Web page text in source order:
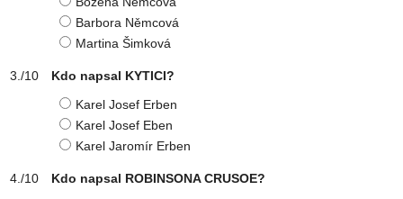
Barbora Němcová
Martina Šimková
Kdo napsal KYTICI?
Karel Josef Erben
Karel Josef Eben
Karel Jaromír Erben
Kdo napsal ROBINSONA CRUSOE?